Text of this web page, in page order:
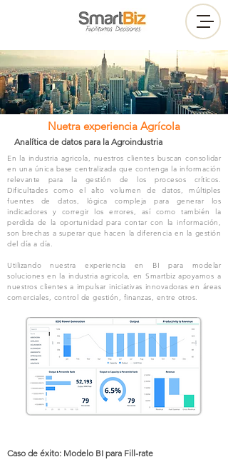
Nuetra experiencia Agrícola
Analítica de datos para la Agroindustria
En la industria agricola, nuestros clientes buscan consolidar
en una única base centralizada que contenga la información
relevante para la gestión de los procesos críticos.
Dificultades como el alto volumen de datos, múltiples
fuentes de datos, lógica compleja para generar los
indicadores y corregir los errores, así como también la
perdida de la oportunidad para contar con la información,
son brechas a superar que hacen la diferencia en la gestión
del día a día.
Utilizando nuestra experiencia en BI para modelar
soluciones en la industria agricola, en Smartbiz apoyamos a
nuestros clientes a impulsar iniciativas innovadoras en áreas
comerciales, control de gestión, finanzas, entre otros.
Caso de éxito: Modelo BI para Fill-rate